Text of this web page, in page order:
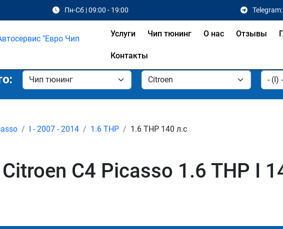
Пн-Сб | 09:00 - 19:00
Услуги Чип тюнинг О нас Отзывы
Контакты
I - 2007 - 2014 1.6 THP 1.6 THP 140 л.с
C4 Picasso 1.6 THP I